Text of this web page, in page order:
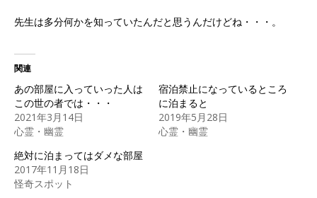
先生は多分何かを知っていたんだと思うんだけどね・・・。
関連
あの部屋に入っていった人は
この世の者では・・・
2021年3月14日
心霊・幽霊
宿泊禁止になっているところ
に泊まると
2019年5月28日
心霊・幽霊
絶対に泊まってはダメな部屋
2017年11月18日
怪奇スポット